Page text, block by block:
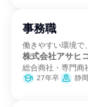
事務職
働きやすい環境で
株式会社アサヒ
総合商社・専門商
27年卒 静